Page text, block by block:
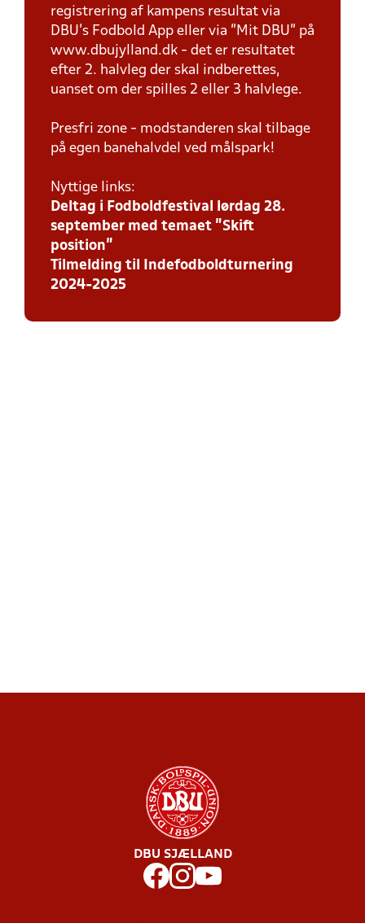
registrering af kampens resultat via
DBU’s Fodbold App eller via ”Mit DBU” på
www.dbujylland.dk - det er resultatet
efter 2. halvleg der skal indberettes,
uanset om der spilles 2 eller 3 halvlege.
Presfri zone - modstanderen skal tilbage
på egen banehalvdel ved målspark!
Nyttige links:
Deltag i Fodboldfestival lørdag 28.
september med temaet ”Skift
position”
Tilmelding til Indefodboldturnering
2024-2025
DBU SJÆLLAND